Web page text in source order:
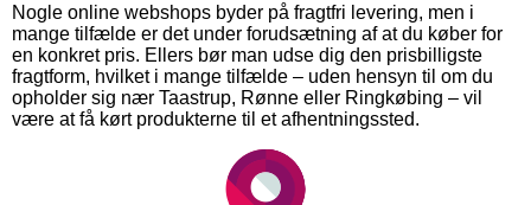
Nogle online webshops byder på fragtfri levering, men i
mange tilfælde er det under forudsætning af at du køber for
en konkret pris. Ellers bør man udse dig den prisbilligste
fragtform, hvilket i mange tilfælde – uden hensyn til om du
opholder sig nær Taastrup, Rønne eller Ringkøbing – vil
være at få kørt produkterne til et afhentningssted.